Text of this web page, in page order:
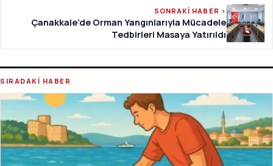
SONRAKİ HABER ›
Çanakkale’de Orman Yangınlarıyla Mücadele
Tedbirleri Masaya Yatırıldı
SIRADAKİ HABER